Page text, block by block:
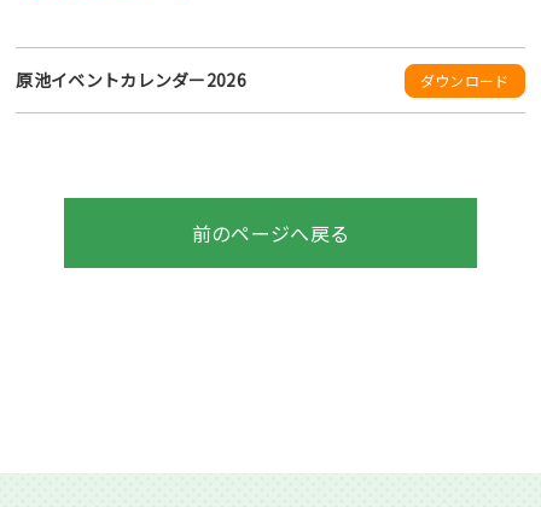
原池イベントカレンダー2026 ダウンロード
前のページへ戻る